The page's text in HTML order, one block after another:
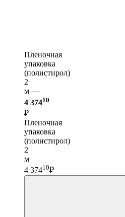
Пленочная
упаковка
(полистирол)
2
м —
4 37410
₽
Пленочная
упаковка
(полистирол)
2
м
4 37410₽